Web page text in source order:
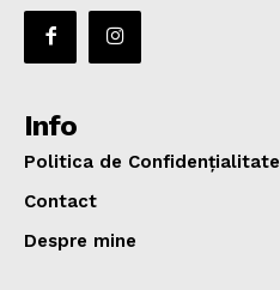
Info
Politica de Confidențialitate
Contact
Despre mine